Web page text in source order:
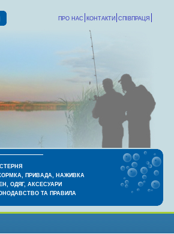
СПІВПРАЦЯ
КОНТАКТИ
ПРО НАС
ПРИВАДА, НАЖИВКА
ОДЯГ, АКСЕСУАРИ
ТА ПРАВИЛА